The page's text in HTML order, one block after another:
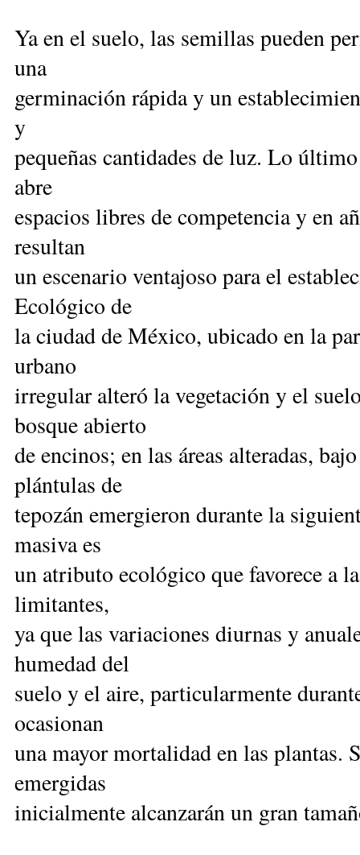
Ya en el suelo, las semillas pueden
una
germinación rápida y un
y
pequeñas cantidades de luz. Lo
abre
espacios libres de competencia y en
resultan
un escenario ventajoso para el
Ecológico de
la ciudad de México, ubicado en la
urbano
irregular alteró la vegetación y el
bosque abierto
de encinos; en las áreas alteradas,
plántulas de
tepozán emergieron durante la
masiva es
un atributo ecológico que favorece a
limitantes,
ya que las variaciones diurnas y
humedad del
suelo y el aire, particularmente
ocasionan
una mayor mortalidad en las plantas.
emergidas
inicialmente alcanzarán un gran